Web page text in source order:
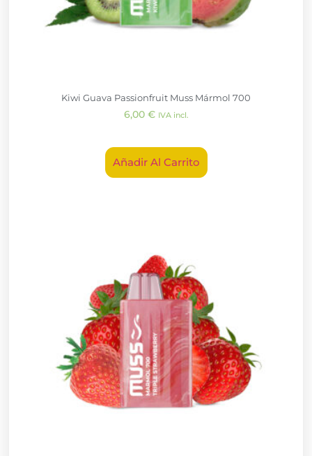
Kiwi Guava Passionfruit Muss Mármol 700
6,00 € IVA incl.
Añadir Al Carrito